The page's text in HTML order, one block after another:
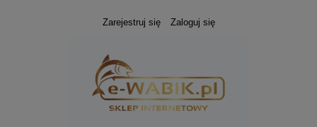
Zarejestruj się Zaloguj się